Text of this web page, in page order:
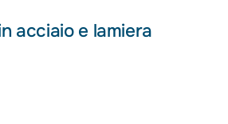
acciaio e lamiera